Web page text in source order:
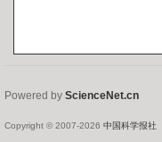
Powered by ScienceNet.cn
Copyright © 2007-2026 中国科学报社